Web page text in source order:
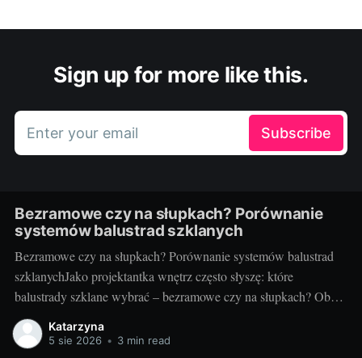
Sign up for more like this.
Enter your email Subscribe
Bezramowe czy na słupkach? Porównanie
systemów balustrad szklanych
Bezramowe czy na słupkach? Porównanie systemów balustrad
szklanychJako projektantka wnętrz często słyszę: które
balustrady szklane wybrać – bezramowe czy na słupkach? Oba
systemy potrafią wyglądać zjawiskowo i podnieść wartość
nieruchomości, ale różnią się konstrukcją, montażem i
Katarzyna
5 sie 2026 • 3 min read